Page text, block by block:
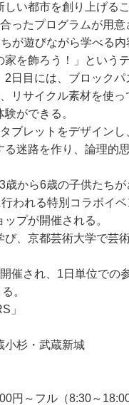
い都市を創り上げる
ったプログラムが用
が遊びながら学べる内
を飾ろう！」という
日目には、ブロック
リサイクル素材を使
ができる。
レットをデザイン
迷路を作り、論理的
から6歳の子供たちが
われる特別コラボイベ
プが開催される。
、京都芸術大学で芸
され、1日単位での
。
」
小杉・武蔵新城
円～フル（8:30～